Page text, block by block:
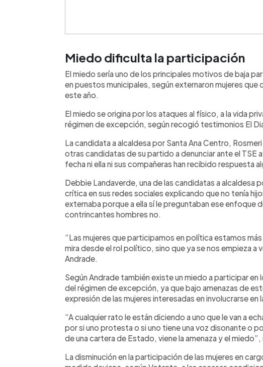
Miedo dificulta la participación
El miedo sería uno de los principales motivos de baja
en puestos municipales, según externaron mujeres
este año.
El miedo se origina por los ataques al físico, a la vida
régimen de excepción, según recogió testimonios El
La candidata a alcaldesa por Santa Ana Centro,
otras candidatas de su partido a denunciar ante el TSE
fecha ni ella ni sus compañeras han recibido respuesta
Debbie Landaverde, una de las candidatas a alcaldesa
crítica en sus redes sociales explicando que no tenía
externaba porque a ella sí le preguntaban ese enfoque
contrincantes hombres no.
“Las mujeres que participamos en política estamos
mira desde el rol político, sino que ya se nos empieza a
Andrade.
Según Andrade también existe un miedo a participar
del régimen de excepción, ya que bajo amenazas de
expresión de las mujeres interesadas en involucrarse en
“A cualquier rato le están diciendo a uno que le van a
por si uno protesta o si uno tiene una voz disonante o
de una cartera de Estado, viene la amenaza y el miedo”,
La disminución en la participación de las mujeres en